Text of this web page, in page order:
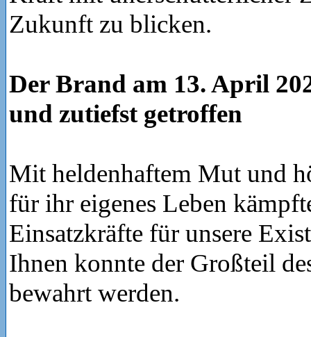
Zukunft zu blicken.
Der Brand am 13. April
und zutiefst getroffen
Mit heldenhaftem Mut und
für ihr eigenes Leben
Einsatzkräfte für unsere
Ihnen konnte der Großteil
bewahrt werden.